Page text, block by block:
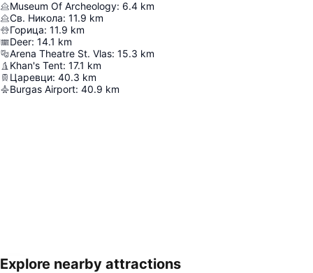
Museum Of Archeology: 6.4 km
Св. Никола: 11.9 km
Горица: 11.9 km
Deer: 14.1 km
Arena Theatre St. Vlas: 15.3 km
Khan's Tent: 17.1 km
Царевци: 40.3 km
Burgas Airport: 40.9 km
Explore nearby attractions